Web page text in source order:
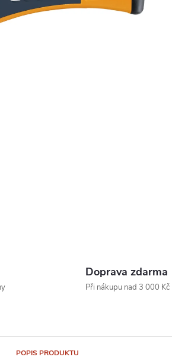
Doprava zdarma
Při nákupu nad 3 000 Kč
POPIS PRODUKTU